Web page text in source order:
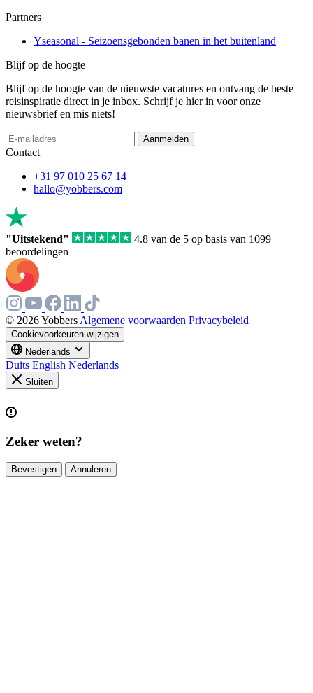
Partners
Yseasonal - Seizoensgebonden banen in het buitenland
Blijf op de hoogte
Blijf op de hoogte van de nieuwste vacatures en ontvang de beste
reisinspiratie direct in je inbox. Schrijf je hier in voor onze
nieuwsbrief en mis niets!
If
you
human,
this
field
Aanmelden
Contact
+31 97 010 25 67 14
hallo@yobbers.com
"Uitstekend"
4.8 van de 5 op basis van 1099
beoordelingen
© 2026 Yobbers Algemene voorwaarden Privacybeleid
Cookievoorkeuren wijzigen
Nederlands
Duits English Nederlands
Sluiten
Zeker weten?
Bevestigen Annuleren